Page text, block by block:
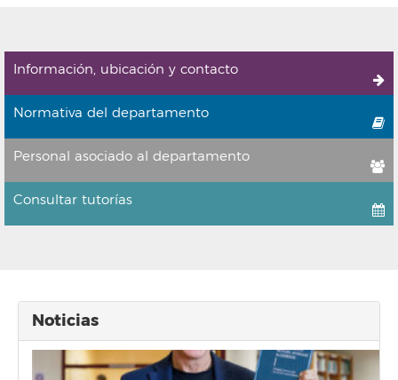
Información, ubicación y contacto
Normativa del departamento
Personal asociado al departamento
Consultar tutorías
Noticias